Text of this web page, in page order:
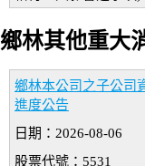
鄉林其他重大
鄉林本公司之子公司
進度公告
日期：2026-08-06
股票代號：5531